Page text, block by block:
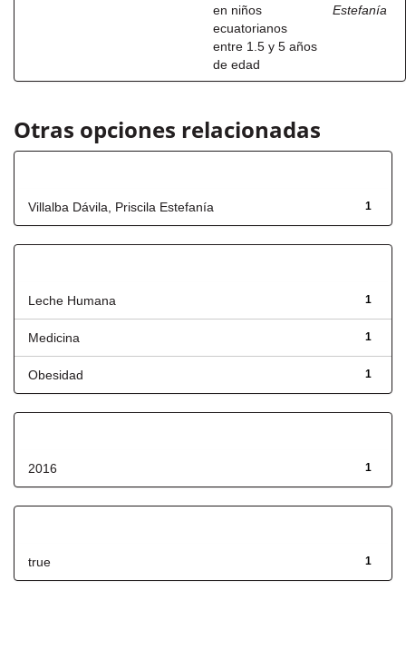
en niños
ecuatorianos
entre 1.5 y 5 años
de edad
Estefanía
Otras opciones relacionadas
1
Villalba Dávila, Priscila Estefanía
1
Leche Humana
1
Medicina
1
Obesidad
1
2016
1
true